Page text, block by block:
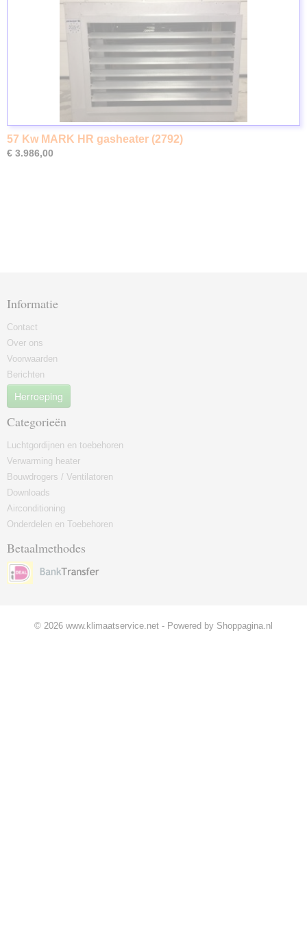
57 Kw MARK HR gasheater (2792)
€ 3.986,00
Informatie
Contact
Over ons
Voorwaarden
Berichten
Herroeping
Categorieën
Luchtgordijnen en toebehoren
Verwarming heater
Bouwdrogers / Ventilatoren
Downloads
Airconditioning
Onderdelen en Toebehoren
Betaalmethodes
© 2026 www.klimaatservice.net - Powered by Shoppagina.nl